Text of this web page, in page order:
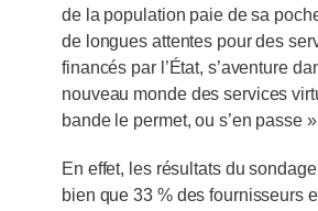
de la population paie de sa
de longues attentes pour des
financés par l’État, s’aventure
nouveau monde des services
bande le permet, ou s’en passe
En effet, les résultats du
bien que 33 % des fournisseurs